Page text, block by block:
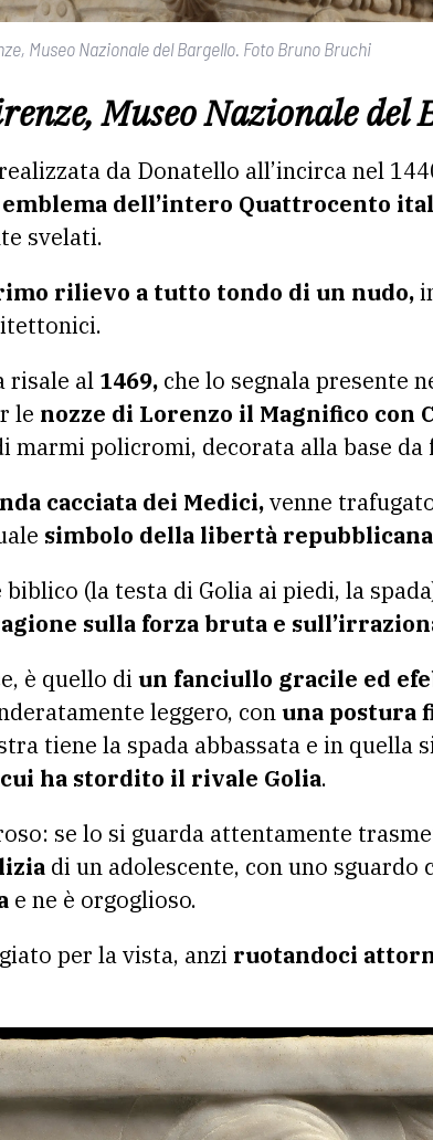
Museo Nazionale del Bargello. Foto Bruno Bruchi
Museo Nazionale del
da Donatello all’incirca nel
dell’intero Quattrocento
svelati.
rilievo a tutto tondo di un nudo,
risale al 1469, che lo segnala presente
le nozze di Lorenzo il Magnifico con
marmi policromi, decorata alla base da
cacciata dei Medici,venne
simbolo della libertà repubblicana
(la testa di Golia ai piedi, la
sulla forza bruta e
è quello di un fanciullo gracile ed
leggero, conuna postura
tiene la spada abbassata e in quella
cui ha stordito il rivale Golia.
se lo si guarda attentamente
di un adolescente, con uno sguardo
e ne è orgoglioso.
per la vista, anzi ruotandoci